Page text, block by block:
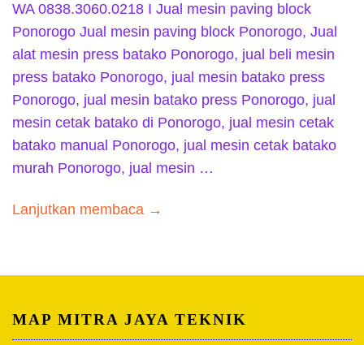
WA 0838.3060.0218 I Jual mesin paving block
Ponorogo Jual mesin paving block Ponorogo, Jual
alat mesin press batako Ponorogo, jual beli mesin
press batako Ponorogo, jual mesin batako press
Ponorogo, jual mesin batako press Ponorogo, jual
mesin cetak batako di Ponorogo, jual mesin cetak
batako manual Ponorogo, jual mesin cetak batako
murah Ponorogo, jual mesin …
Lanjutkan membaca →
MAP MITRA JAYA TEKNIK